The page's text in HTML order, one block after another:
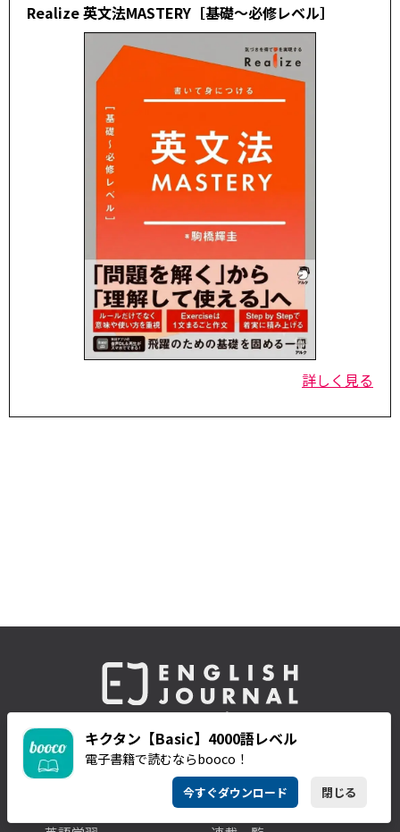
Realize 英文法MASTERY［基礎～必修レベル］
詳しく見る
キクタン【Basic】4000語レベル
電子書籍で読むならbooco！
今すぐダウンロード 閉じる
by アルク
SERIES & BOOKS